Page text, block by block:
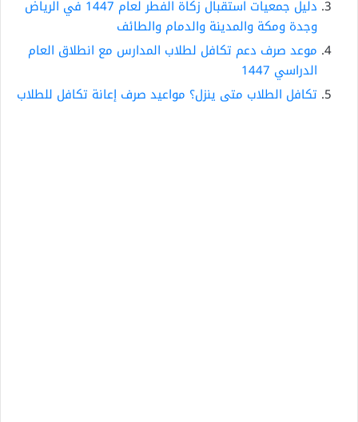
دليل جمعيات استقبال زكاة الفطر لعام 1447 في الرياض
وجدة ومكة والمدينة والدمام والطائف
موعد صرف دعم تكافل لطلاب المدارس مع انطلاق العام
الدراسي 1447
تكافل الطلاب متى ينزل؟ مواعيد صرف إعانة تكافل للطلاب